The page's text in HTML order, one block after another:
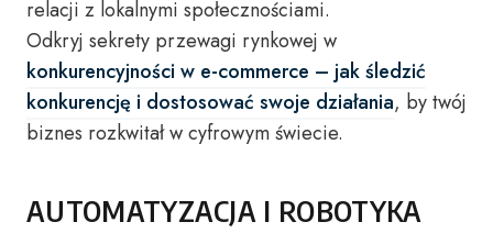
relacji z lokalnymi społecznościami.
Odkryj sekrety przewagi rynkowej w
konkurencyjności w e-commerce – jak śledzić
konkurencję i dostosować swoje działania, by twój
biznes rozkwitał w cyfrowym świecie.
AUTOMATYZACJA I ROBOTYKA